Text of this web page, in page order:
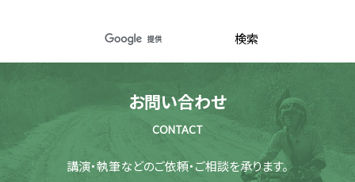
お問い合わせ
CONTACT
講演・執筆などのご依頼・ご相談を承ります。